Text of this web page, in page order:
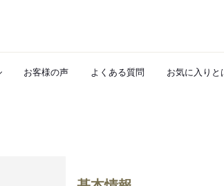
お客様の声 よくある質問 お気に入りと